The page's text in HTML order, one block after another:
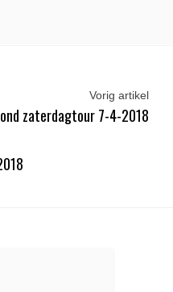
Vorig artikel
zaterdagtour 7-4-2018